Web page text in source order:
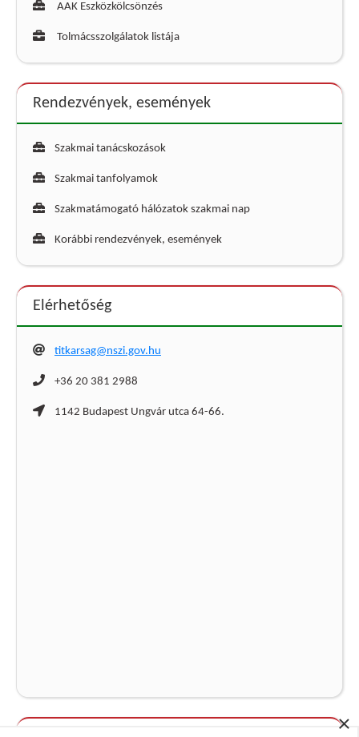
×
AAK Eszközkölcsönzés
Tolmácsszolgálatok listája
Rendezvények, események
Szakmai tanácskozások
Szakmai tanfolyamok
Szakmatámogató hálózatok szakmai nap
Korábbi rendezvények, események
Elérhetőség
titkarsag@nszi.gov.hu
+36 20 381 2988
1142 Budapest Ungvár utca 64-66.